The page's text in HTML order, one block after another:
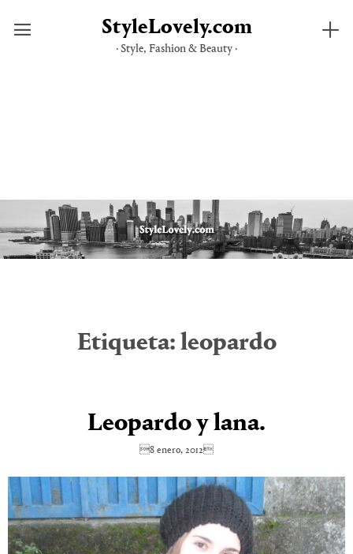
StyleLovely.com
· Style, Fashion & Beauty ·
Etiqueta: leopardo
Leopardo y lana.
8 enero, 2012